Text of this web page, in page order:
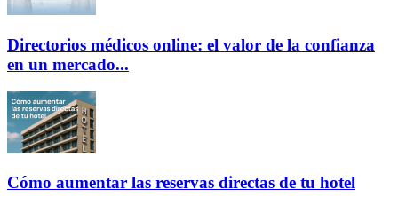
Directorios médicos online: el valor de la confianza
en un mercado...
Cómo aumentar las reservas directas de tu hotel